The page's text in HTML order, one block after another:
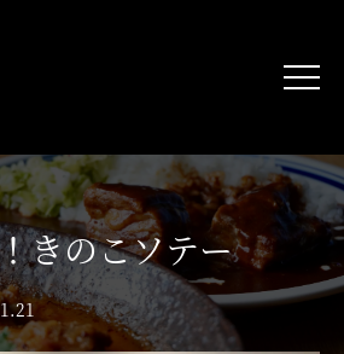
きのこソテー